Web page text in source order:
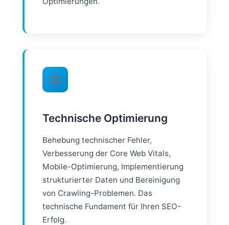
Technische Optimierung
Behebung technischer Fehler,
Verbesserung der Core Web Vitals,
Mobile-Optimierung, Implementierung
strukturierter Daten und Bereinigung
von Crawling-Problemen. Das
technische Fundament für Ihren SEO-
Erfolg.